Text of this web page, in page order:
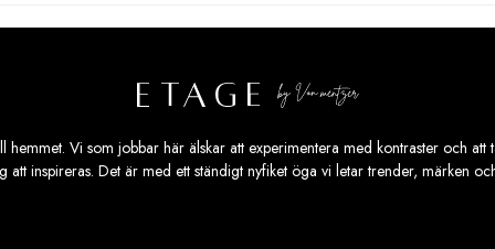
hemmet. Vi som jobbar här älskar att experimentera med kontraster och
inspireras. Det är med ett ständigt nyfiket öga vi letar trender, märken